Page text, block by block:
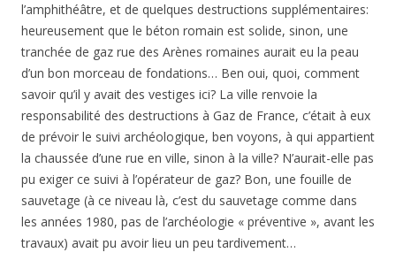
l’amphithéâtre, et de quelques destructions supplémentaires:
heureusement que le béton romain est solide, sinon, une
tranchée de gaz rue des Arènes romaines aurait eu la peau
d’un bon morceau de fondations… Ben oui, quoi, comment
savoir qu’il y avait des vestiges ici? La ville renvoie la
responsabilité des destructions à Gaz de France, c’était à eux
de prévoir le suivi archéologique, ben voyons, à qui appartient
la chaussée d’une rue en ville, sinon à la ville? N’aurait-elle pas
pu exiger ce suivi à l’opérateur de gaz? Bon, une fouille de
sauvetage (à ce niveau là, c’est du sauvetage comme dans
les années 1980, pas de l’archéologie « préventive », avant les
travaux) avait pu avoir lieu un peu tardivement…